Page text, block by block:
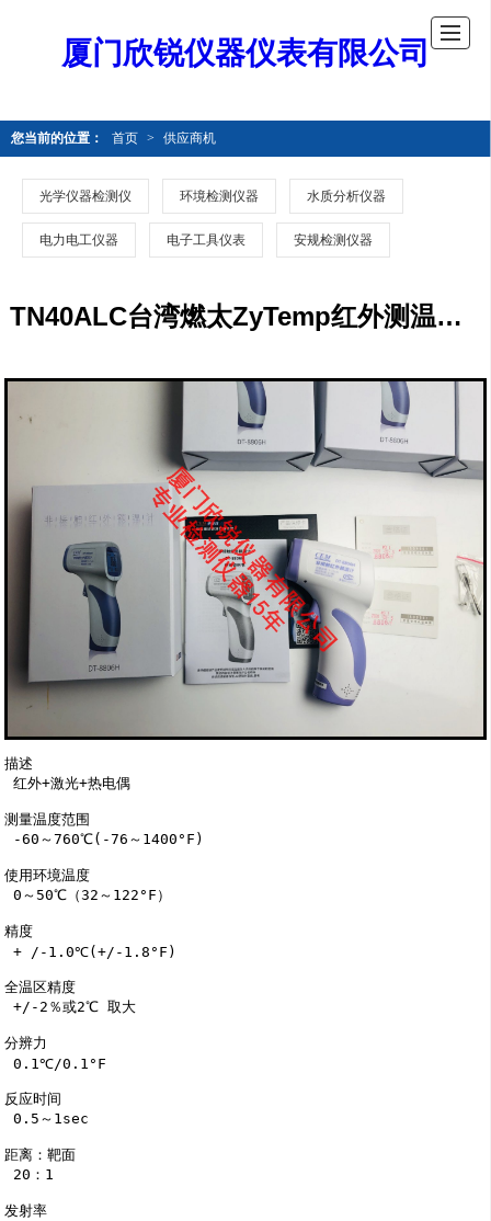
厦门欣锐仪器仪表有限公司
您当前的位置： 首页 > 供应商机
光学仪器检测仪 环境检测仪器 水质分析仪器
电力电工仪器 电子工具仪表 安规检测仪器
TN40ALC台湾燃太ZyTemp红外测温仪TN-40ALC
描述
红外+激光+热电偶
测量温度范围
使用环境温度
0～50℃（32～122°F）
精度
+ /-1.0℃(+/-1.8°F)
全温区精度
+/-2％或2℃ 取大
分辨力
0.1℃/0.1°F
反应时间
0.5～1sec
距离：靶面
发射率